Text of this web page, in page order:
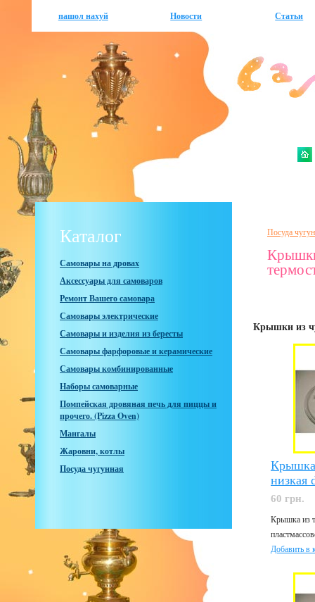
пашол нахуй Новости Статьи
Каталог
Самовары на дровах
Аксессуары для самоваров
Ремонт Вашего самовара
Самовары электрические
Самовары и изделия из бересты
Самовары фарфоровые и керамические
Самовары комбинированные
Наборы самоварные
Помпейская дровяная печь для пиццы и
прочего. (Pizza Oven)
Мангалы
Жаровни, котлы
Посуда чугунная
Посуда
Крышки из
Крышка
низкая
60 грн.
Крышка из
Добавить в